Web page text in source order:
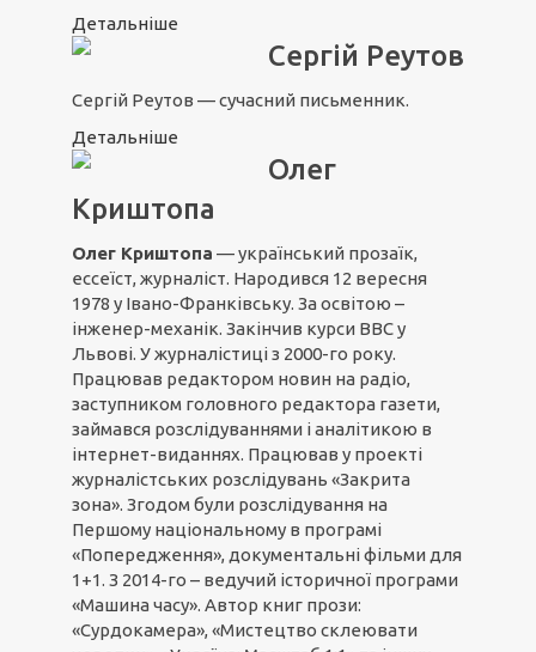
Детальніше
Сергій Реутов
Сергій Реутов — сучасний письменник.
Детальніше
Олег
Криштопа
Олег Криштопа — український прозаїк,
ессеїст, журналіст. Народився 12 вересня
1978 у Івано-Франківську. За освітою –
інженер-механік. Закінчив курси ВВС у
Львові. У журналістиці з 2000-го року.
Працював редактором новин на радіо,
заступником головного редактора газети,
займався розслідуваннями і аналітикою в
інтернет-виданнях. Працював у проекті
журналістських розслідувань «Закрита
зона». Згодом були розслідування на
Першому національному в програмі
«Попередження», документальні фільми для
1+1. З 2014-го – ведучий історичної програми
«Машина часу». Автор книг прози:
«Сурдокамера», «Мистецтво склеювати